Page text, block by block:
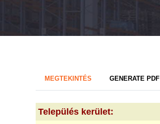
Primary
tabs
MEGTEKINTÉS (AKTÍVGENERATE PDF
Település kerület: